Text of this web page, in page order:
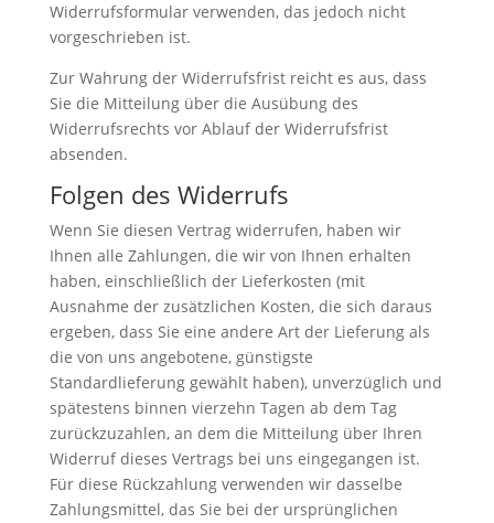
Widerrufsformular verwenden, das jedoch nicht
vorgeschrieben ist.
Zur Wahrung der Widerrufsfrist reicht es aus, dass
Sie die Mitteilung über die Ausübung des
Widerrufsrechts vor Ablauf der Widerrufsfrist
absenden.
Folgen des Widerrufs
Wenn Sie diesen Vertrag widerrufen, haben wir
Ihnen alle Zahlungen, die wir von Ihnen erhalten
haben, einschließlich der Lieferkosten (mit
Ausnahme der zusätzlichen Kosten, die sich daraus
ergeben, dass Sie eine andere Art der Lieferung als
die von uns angebotene, günstigste
Standardlieferung gewählt haben), unverzüglich und
spätestens binnen vierzehn Tagen ab dem Tag
zurückzuzahlen, an dem die Mitteilung über Ihren
Widerruf dieses Vertrags bei uns eingegangen ist.
Für diese Rückzahlung verwenden wir dasselbe
Zahlungsmittel, das Sie bei der ursprünglichen